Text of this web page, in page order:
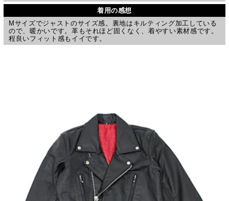
着用の感想
Mサイズでジャストのサイズ感。裏地はキルティング加工している
ので、暖かいです。革もそれほど固くなく、着やすい素材感です。
程良いフィット感もイイです。